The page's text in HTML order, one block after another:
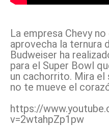
La empresa Chevy
aprovecha la ternura
Budweiser ha
para el Super Bowl
un cachorrito. Mira el
no te mueve el
https://
v=2wtahpZp1pw